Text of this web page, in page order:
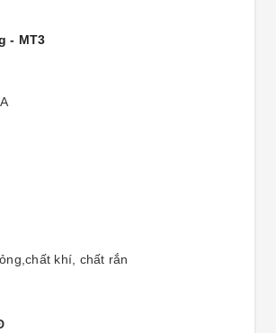
- MT3
khí, chất rắn